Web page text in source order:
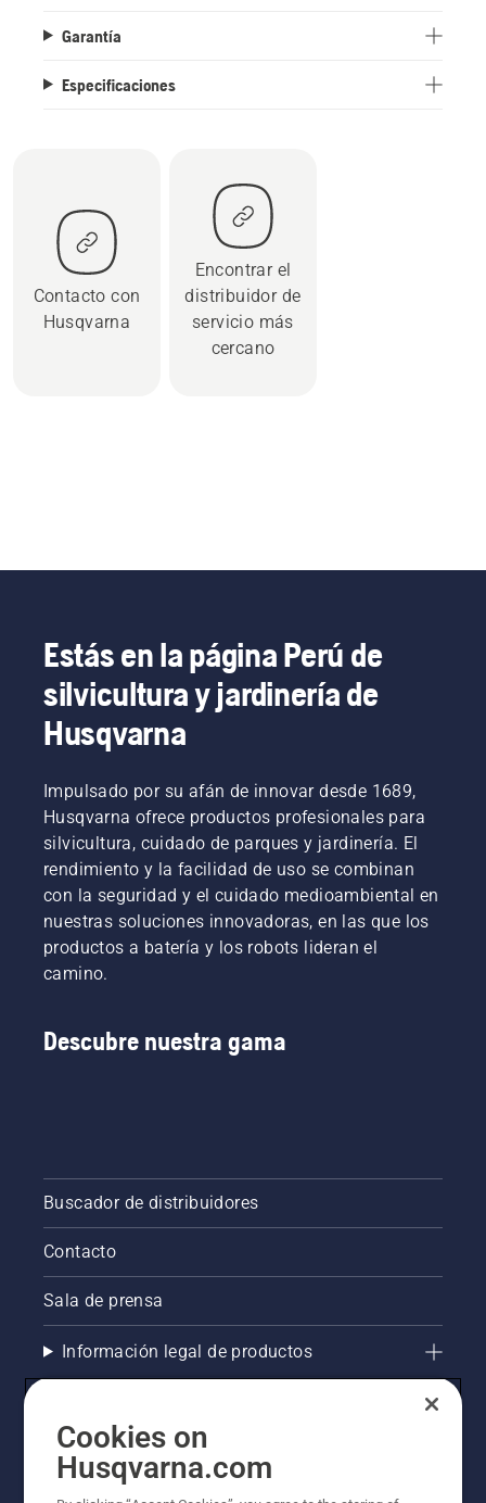
Garantía
Especificaciones
Contacto con
Husqvarna
Encontrar el
distribuidor de
servicio más
cercano
Estás en la página Perú de
silvicultura y jardinería de
Husqvarna
Impulsado por su afán de innovar desde 1689,
Husqvarna ofrece productos profesionales para
silvicultura, cuidado de parques y jardinería. El
rendimiento y la facilidad de uso se combinan
con la seguridad y el cuidado medioambiental en
nuestras soluciones innovadoras, en las que los
productos a batería y los robots lideran el
camino.
Descubre nuestra gama
Buscador de distribuidores
Contacto
Sala de prensa
Información legal de productos
AlertLine/ Canal de Denúncias
Cookies on
Husqvarna.com